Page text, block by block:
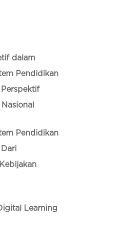
dalam
Pendidikan
Pendidikan
Learning